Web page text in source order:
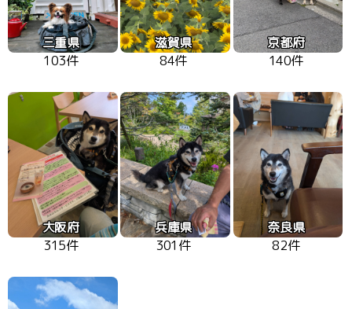
三重県
103件
滋賀県
84件
京都府
140件
大阪府
315件
兵庫県
301件
奈良県
82件